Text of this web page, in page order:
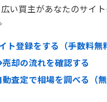
い買主があなたのサイ
ト登録をする（手数料無
売却の流れを確認する
査定で相場を調べる（無